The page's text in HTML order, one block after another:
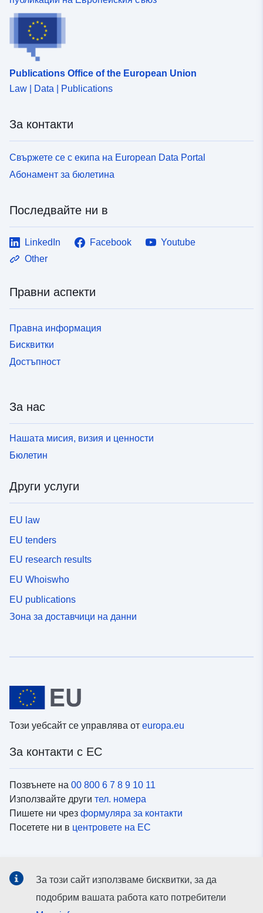
Publications Office of the European Union
Law | Data | Publications
За контакти
Свържете се с екипа на European Data Portal
Абонамент за бюлетина
Последвайте ни в
LinkedIn Facebook
Youtube
Other
Правни аспекти
Правна информация
Бисквитки
Достъпност
За нас
Нашата мисия, визия и ценности
Бюлетин
Други услуги
EU law
EU tenders
EU research results
EU Whoiswho
EU publications
Зона за доставчици на данни
Този уебсайт се управлява от europa.eu
За контакти с ЕС
Позвънете на 00 800 6 7 8 9 10 11
Използвайте други тел. номера
Пишете ни чрез формуляра за контакти
Посетете ни в центровете на ЕС
Вижте профили на ЕС в социалните медии
За този сайт използваме бисквитки, за да
подобрим вашата работа като потребители